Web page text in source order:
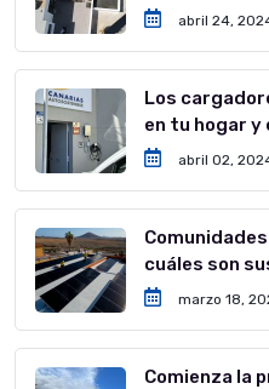
abril 24,
Los
en tu hogar y
abril 02,
cuáles son
marzo 18,
Comienza la